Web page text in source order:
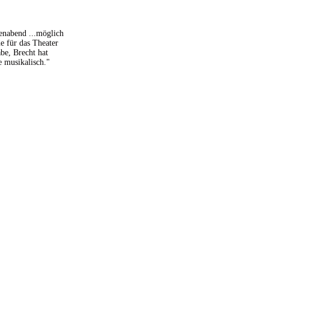
...möglich
für das Theater
Brecht hat
musikalisch."